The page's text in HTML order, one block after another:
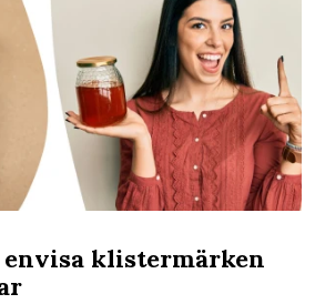
klistermärken